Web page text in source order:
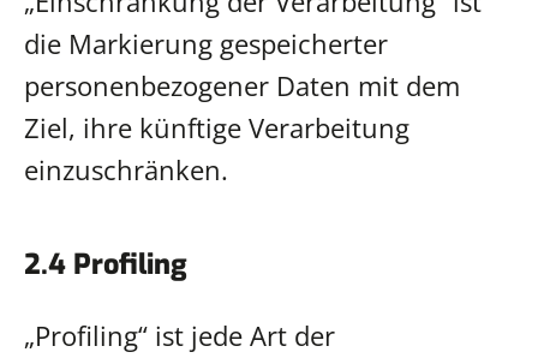
die Markierung gespeicherter
personenbezogener Daten mit dem
Ziel, ihre künftige Verarbeitung
einzuschränken.
2.4 Profiling
„Profiling“ ist jede Art der